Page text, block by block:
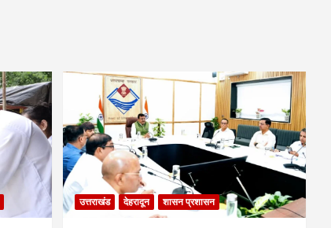
उत्तराखंड देहरादून शासन प्रशासन